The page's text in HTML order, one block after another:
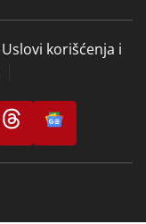
Uslovi korišćenja i